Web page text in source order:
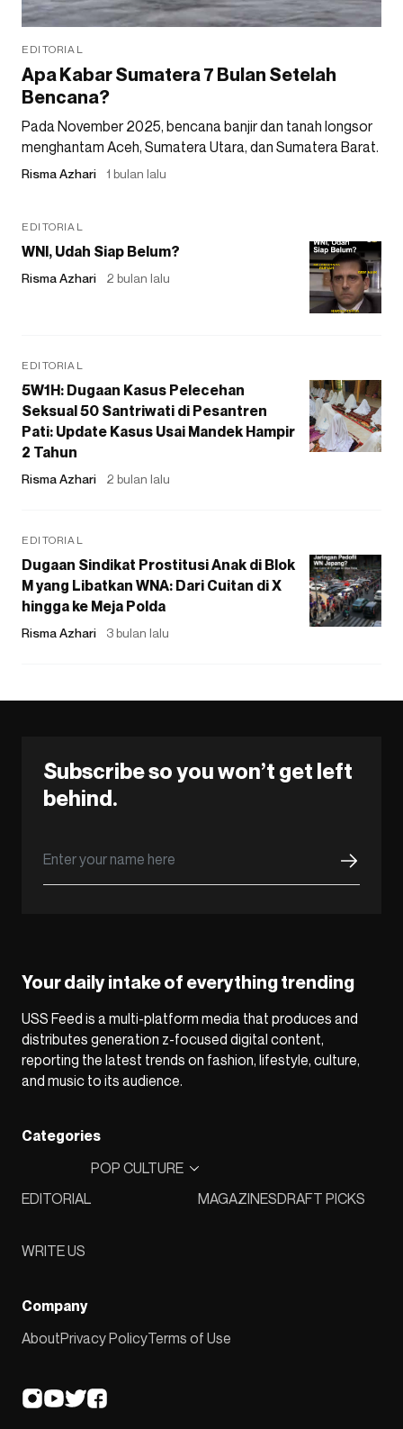
EDITORIAL
Apa Kabar Sumatera 7 Bulan Setelah
Bencana?
Pada November 2025, bencana banjir dan tanah longsor
menghantam Aceh, Sumatera Utara, dan Sumatera Barat.
Risma Azhari 1 bulan lalu
EDITORIAL
WNI, Udah Siap Belum?
Risma Azhari 2 bulan lalu
EDITORIAL
5W1H: Dugaan Kasus Pelecehan
Seksual 50 Santriwati di Pesantren
Pati: Update Kasus Usai Mandek Hampir
2 Tahun
Risma Azhari 2 bulan lalu
EDITORIAL
Dugaan Sindikat Prostitusi Anak di Blok
M yang Libatkan WNA: Dari Cuitan di X
hingga ke Meja Polda
Risma Azhari 3 bulan lalu
Subscribe so you won’t get left
behind.
Your daily intake of everything trending
USS Feed is a multi-platform media that produces and
distributes generation z-focused digital content,
reporting the latest trends on fashion, lifestyle, culture,
and music to its audience.
Categories
EDITORIAL
POP CULTURE
MAGAZINESDRAFT PICKS
WRITE US
Company
AboutPrivacy PolicyTerms of Use